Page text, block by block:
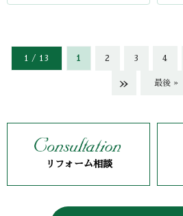
1 / 13 1 2 3 4
» 最後 »
リフォーム相談